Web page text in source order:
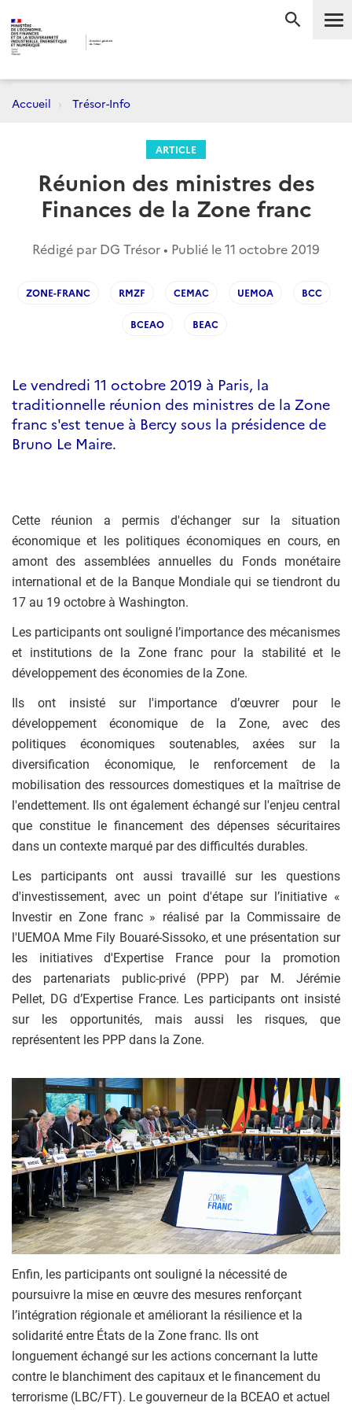
Accueil Trésor-Info
ARTICLE
Réunion des ministres des
Finances de la Zone franc
Rédigé par DG Trésor • Publié le11 octobre 2019
ZONE-FRANC RMZF CEMAC UEMOA BCC
BCEAO BEAC
Le vendredi 11 octobre 2019 à Paris, la
traditionnelle réunion des ministres de la Zone
franc s'est tenue à Bercy sous la présidence de
Bruno Le Maire.
Cette réunion a permis d'échanger sur la situation
économique et les politiques économiques en cours, en
amont des assemblées annuelles du Fonds monétaire
international et de la Banque Mondiale qui se tiendront du
17 au 19 octobre à Washington.
Les participants ont souligné l’importance des mécanismes
et institutions de la Zone franc pour la stabilité et le
développement des économies de la Zone.
Ils ont insisté sur l'importance d’œuvrer pour le
développement économique de la Zone, avec des
politiques économiques soutenables, axées sur la
diversification économique, le renforcement de la
mobilisation des ressources domestiques et la maîtrise de
l'endettement. Ils ont également échangé sur l'enjeu central
que constitue le financement des dépenses sécuritaires
dans un contexte marqué par des difficultés durables.
Les participants ont aussi travaillé sur les questions
d'investissement, avec un point d'étape sur l’initiative «
Investir en Zone franc » réalisé par la Commissaire de
l'UEMOA Mme Fily Bouaré-Sissoko, et une présentation sur
les initiatives d'Expertise France pour la promotion
des partenariats public-privé (PPP) par M. Jérémie
Pellet, DG d’Expertise France. Les participants ont insisté
sur les opportunités, mais aussi les risques, que
représentent les PPP dans la Zone.
Enfin, les participants ont souligné la nécessité de
poursuivre la mise en œuvre des mesures renforçant
l’intégration régionale et améliorant la résilience et la
solidarité entre États de la Zone franc. Ils ont
longuement échangé sur les actions concernant la lutte
contre le blanchiment des capitaux et le financement du
terrorisme (LBC/FT). Le gouverneur de la BCEAO et actuel